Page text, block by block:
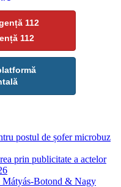
112
postul de șofer microbuz
prin publicitate a actelor
Mátyás-Botond & Nagy